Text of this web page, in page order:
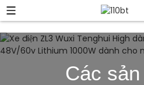
Các